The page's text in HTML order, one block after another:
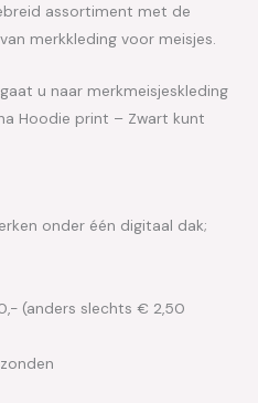
assortiment met de
merkkleding voor meisjes.
u naar merkmeisjeskleding
Hoodie print – Zwart kunt
onder één digitaal dak;
(anders slechts € 2,50